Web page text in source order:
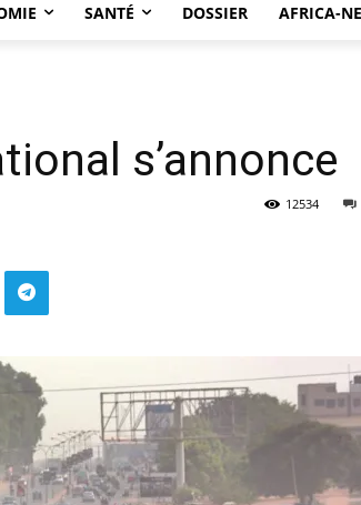
SANTÉ DOSSIER AFRICA-
s’annonce
12534